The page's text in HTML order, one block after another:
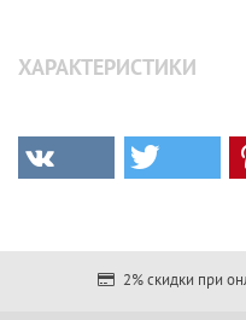
ХАРАКТЕРИСТИКИ
2% скидки при